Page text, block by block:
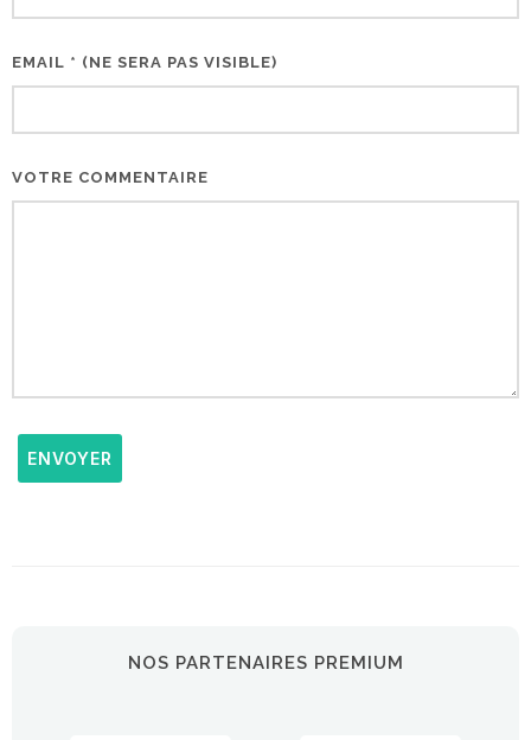
EMAIL * (NE SERA PAS VISIBLE)
VOTRE COMMENTAIRE
ENVOYER
NOS PARTENAIRES PREMIUM